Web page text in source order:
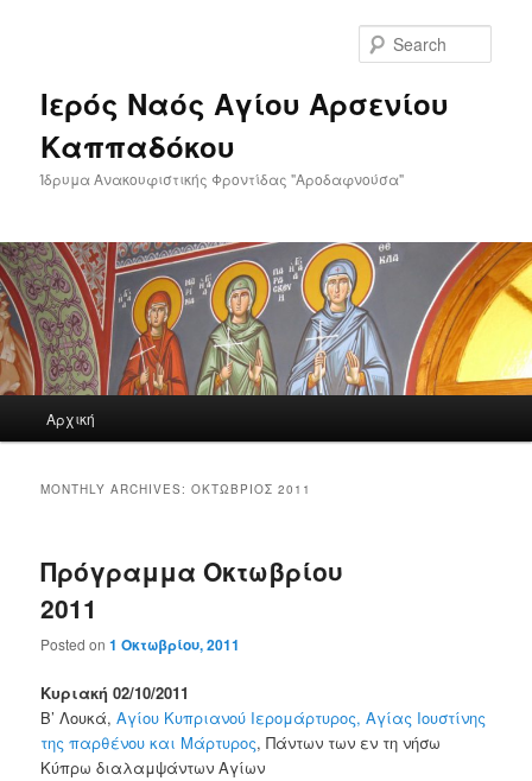
Ιερός Ναός Αγίου Αρσενίου
Καππαδόκου
Ίδρυμα Ανακουφιστικής Φροντίδας "Αροδαφνούσα"
Αρχική
MONTHLY ARCHIVES:ΟΚΤΏΒΡΙΟΣ 2011
Πρόγραμμα Οκτωβρίου
2011
Posted on1 Οκτωβρίου, 2011
Κυριακή 02/10/2011
Β’ Λουκά,Αγίου Κυπριανού Ιερομάρτυρος, Αγίας Ιουστίνης
της παρθένου και Μάρτυρος, Πάντων των εν τη νήσω
Κύπρω διαλαμψάντων Αγίων